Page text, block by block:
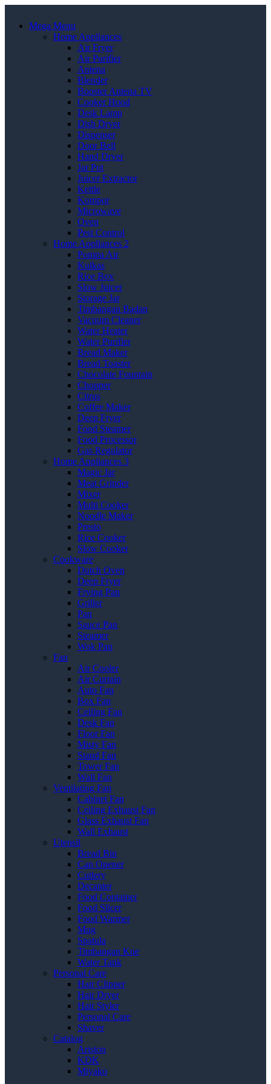
Mega Menu
Home Appliances
Air Fryer
Air Purifier
Antena
Blender
Booster Antena TV
Cooker Hood
Desk Lamp
Dish Dryer
Dispenser
Door Bell
Hand Dryer
Jar Pot
Juicer Extractor
Kettle
Kompor
Microwave
Oven
Pest Control
Home Appliances 2
Pompa Air
Kulkas
Rice Box
Slow Juicer
Storage Jar
Timbangan Badan
Vacuum Cleaner
Water Heater
Water Purifier
Bread Maker
Bread Toaster
Chocolate Fountain
Chopper
Citrus
Coffee Maker
Deep Fryer
Food Steamer
Food Processor
Gas Regulator
Home Appliances 3
Magic Jar
Meat Grinder
Mixer
Multi Cooker
Noodle Maker
Presto
Rice Cooker
Slow Cooker
Cookware
Dutch Oven
Deep Fryer
Frying Pan
Griller
Pan
Sauce Pan
Steamer
Wok Pan
Fan
Air Cooler
Air Curtain
Auto Fan
Box Fan
Ceiling Fan
Desk Fan
Floor Fan
Misty Fan
Stand Fan
Tower Fan
Wall Fan
Ventilating Fan
Cabinet Fan
Ceiling Exhaust Fan
Glass Exhaust Fan
Wall Exhaust
Utensil
Bread Bin
Can Opener
Cutlery
Decanter
Food Container
Food Slicer
Food Warmer
Mug
Spatula
Timbangan Kue
Water Tank
Personal Care
Hair Clipper
Hair Dryer
Hair Styler
Personal Care
Shaver
Catalog
Ariston
KDK
Miyako